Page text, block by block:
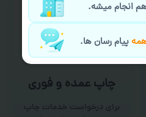
چاپ عمده و فوری
برای درخواست خدمات چاپ
انجام میشه.
پیام رسان ها.